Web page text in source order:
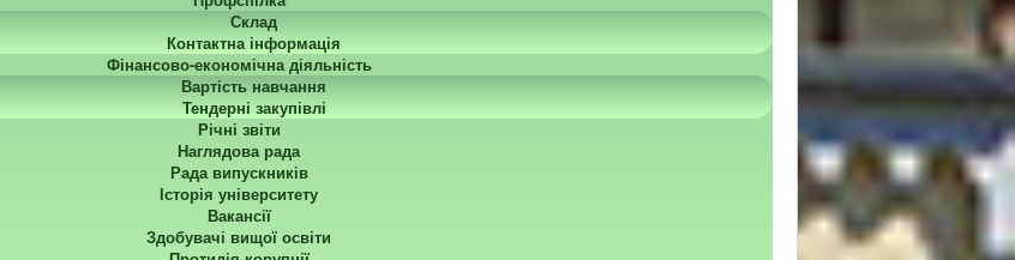
Склад
Контактна інформація
Фінансово-економічна діяльність
Вартість навчання
Тендерні закупівлі
Річні звіти
Наглядова рада
Рада випускників
Історія університету
Вакансії
Здобувачі вищої освіти